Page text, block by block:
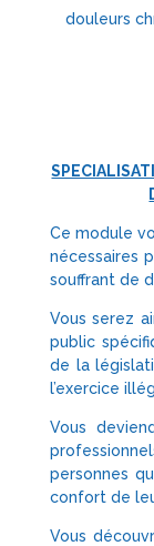
douleurs
Ce module
nécessaires
souffrant de
Vous serez
public
de la
l’exercice
Vous
personnes
confort de
Vous